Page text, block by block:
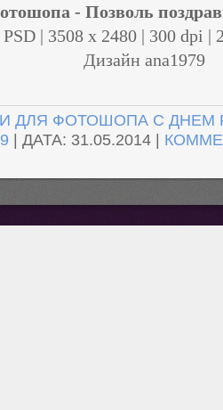
- Позволь
PSD | 3508 x 2480 | 300 dpi |
Дизайн аnа1979
ДЛЯ ФОТОШОПА С ДНЕМ
| ДАТА: 31.05.2014 |